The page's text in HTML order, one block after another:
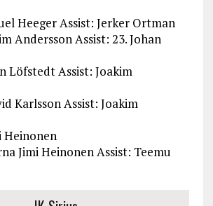
Heeger Assist: Jerker Ortman
Andersson Assist: 23. Johan
Löfstedt Assist: Joakim
Karlsson Assist: Joakim
Heinonen
Jimi Heinonen Assist: Teemu